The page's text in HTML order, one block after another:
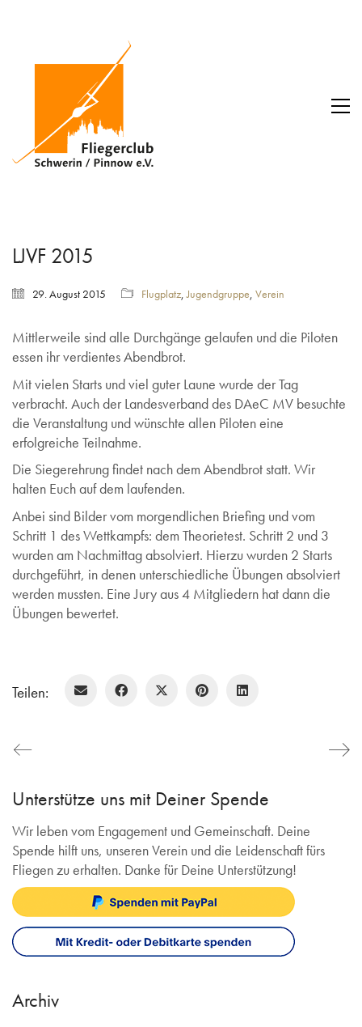
LJVF 2015
29. August 2015 Flugplatz,Jugendgruppe, Verein
Mittlerweile sind alle Durchgänge gelaufen und die Piloten
essen ihr verdientes Abendbrot.
Mit vielen Starts und viel guter Laune wurde der Tag
verbracht. Auch der Landesverband des DAeC MV besuchte
die Veranstaltung und wünschte allen Piloten eine
erfolgreiche Teilnahme.
Die Siegerehrung findet nach dem Abendbrot statt. Wir
halten Euch auf dem laufenden.
Anbei sind Bilder vom morgendlichen Briefing und vom
Schritt 1 des Wettkampfs: dem Theorietest. Schritt 2 und 3
wurden am Nachmittag absolviert. Hierzu wurden 2 Starts
durchgeführt, in denen unterschiedliche Übungen absolviert
werden mussten. Eine Jury aus 4 Mitgliedern hat dann die
Übungen bewertet.
Teilen:
Unterstütze uns mit Deiner Spende
Wir leben vom Engagement und Gemeinschaft. Deine
Spende hilft uns, unseren Verein und die Leidenschaft fürs
Fliegen zu erhalten. Danke für Deine Unterstützung!
Archiv